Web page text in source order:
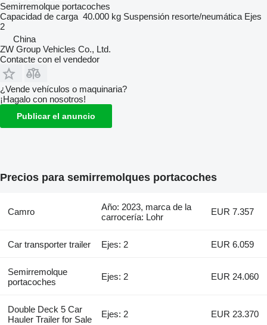
Semirremolque portacoches
Capacidad de carga 40.000 kg Suspensión resorte/neumática Ejes
2
China
ZW Group Vehicles Co., Ltd.
Contacte con el vendedor
¿Vende vehículos o maquinaria?
¡Hagalo con nosotros!
Publicar el anuncio
Precios para semirremolques portacoches
Camro
Año: 2023, marca de la
carrocería: Lohr
EUR 7.357
Car transporter trailer Ejes: 2 EUR 6.059
Semirremolque
portacoches
Ejes: 2 EUR 24.060
Double Deck 5 Car
Hauler Trailer for Sale
Ejes: 2 EUR 23.370